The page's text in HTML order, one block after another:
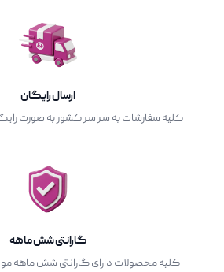
ارسال رایگان
کلیه سفارشات به سراسر کشور به صورت
گارانتی شش ماهه
کلیه محصولات دارای گارانتی شش ماهه